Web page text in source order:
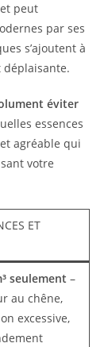
peut
par ses
s’ajoutent à
éviter
essences
agréable qui
votre
ET
seulement –
au chêne,
excessive,